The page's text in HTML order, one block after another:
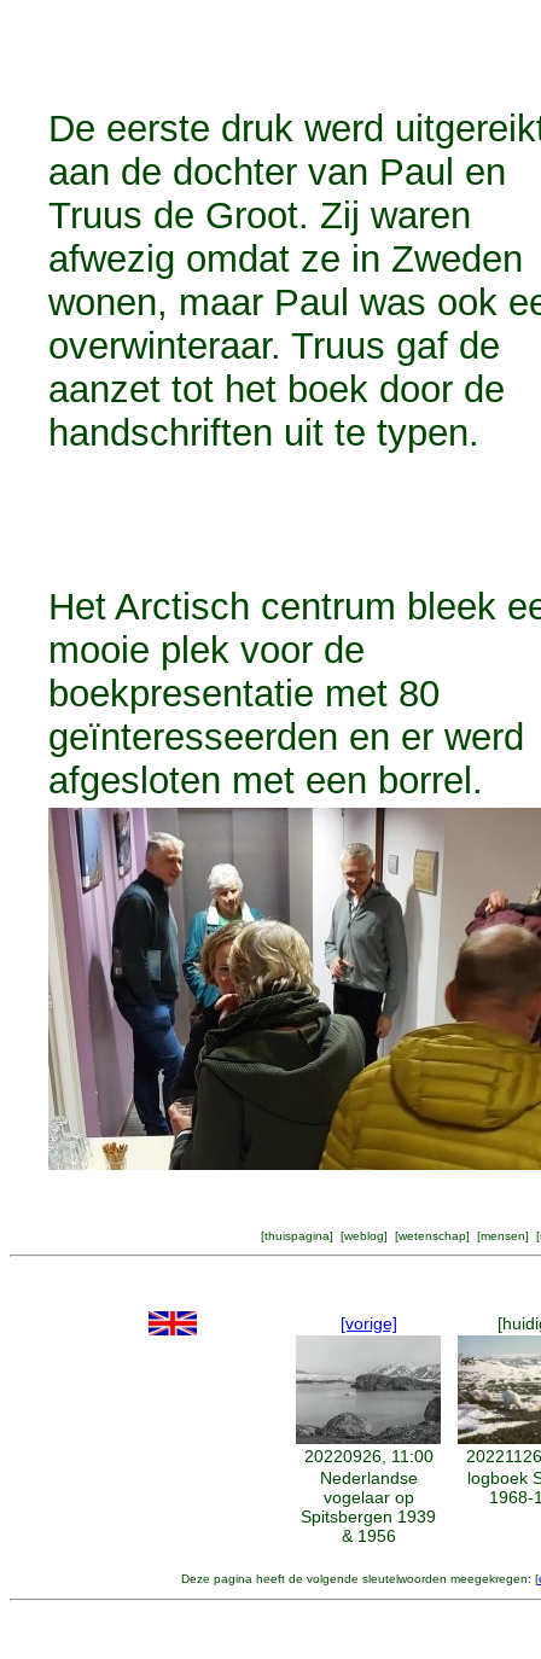
De eerste druk werd
aan de dochter van Paul en
Truus de Groot. Zij waren
afwezig omdat ze in Zweden
wonen, maar Paul was ook
overwinteraar. Truus gaf de
aanzet tot het boek door de
handschriften uit te typen.
Het Arctisch centrum bleek
mooie plek voor de
boekpresentatie met 80
geïnteresseerden en er werd
afgesloten met een borrel.
[thuispagina] [weblog] [wetenschap] [mensen] [
[vorige]
20220926, 11:00
Nederlandse
vogelaar op
Spitsbergen 1939
& 1956
logboek
1968-
Deze pagina heeft de volgende sleutelwoorden meegekregen: [